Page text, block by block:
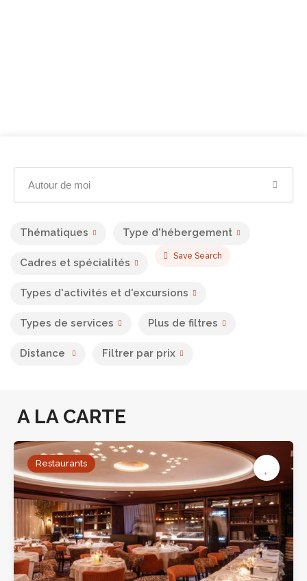
Thématiques Type d'hébergement
Cadres et spécialités
Types d'activités et d'excursions
Types de services Plus de filtres
Distance Filtrer par prix
Save Search
A LA CARTE
Restaurants